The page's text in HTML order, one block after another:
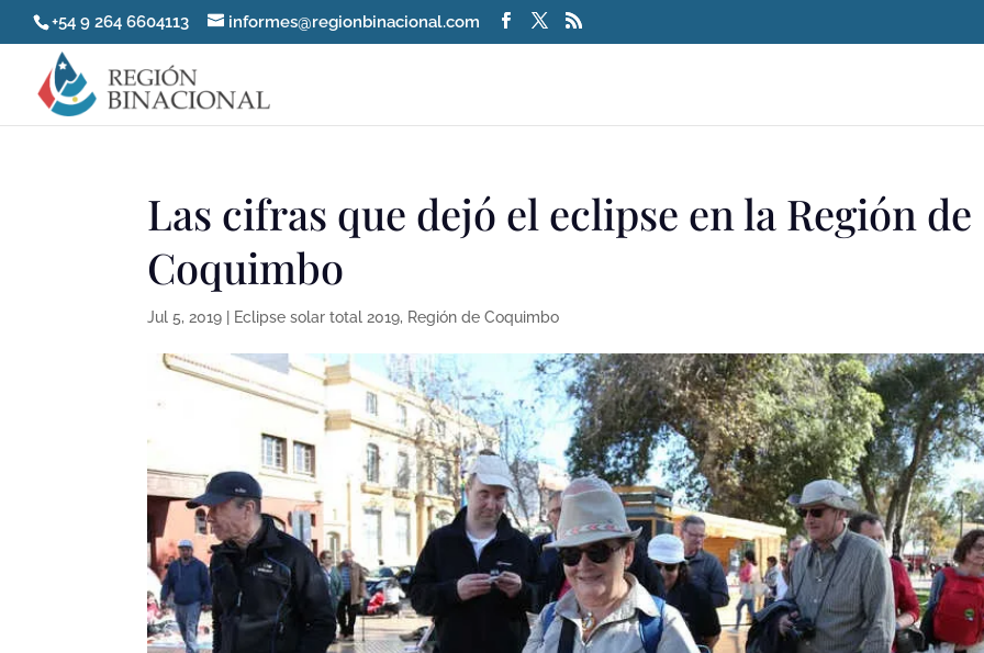
+54 9 264 6604113 informes@regionbinacional.com
Las cifras que dejó el eclipse en la Región de
Coquimbo
Jul 5, 2019 Eclipse solar total 2019, Región de Coquimbo